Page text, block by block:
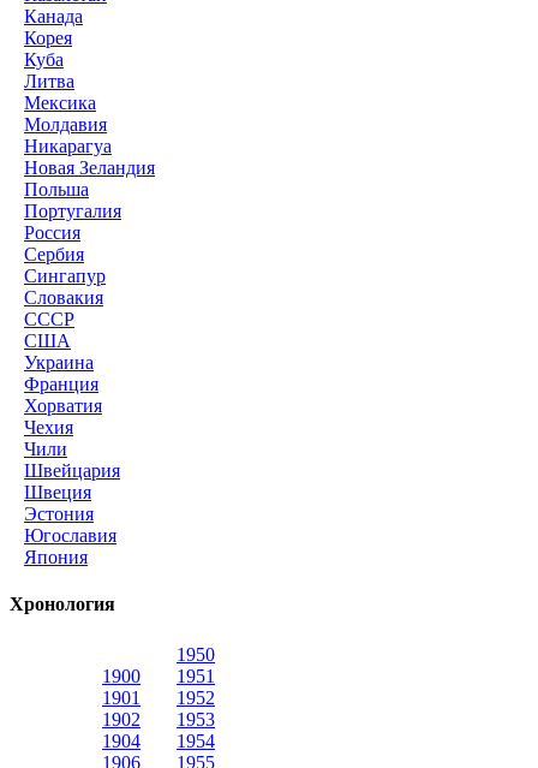
Канада
Корея
Куба
Литва
Мексика
Молдавия
Никарагуа
Новая Зеландия
Польша
Португалия
Россия
Сербия
Сингапур
Словакия
СССР
США
Украина
Франция
Хорватия
Чехия
Чили
Швейцария
Швеция
Эстония
Югославия
Япония
Хронология
1900
1901
1902
1904
1906
1950
1951
1952
1953
1954
1955